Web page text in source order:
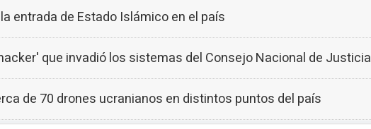
entrada de Estado Islámico en el país
que invadió los sistemas del Consejo Nacional de Justicia
de 70 drones ucranianos en distintos puntos del país